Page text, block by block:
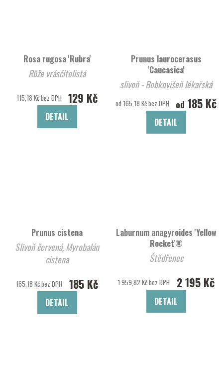
Rosa rugosa 'Rubra'
Růže vrásčitolistá
115,18 Kč bez DPH 129 Kč
DETAIL
Prunus laurocerasus
'Caucasica'
slivoň - Bobkovišeň lékařská
od 165,18 Kč bez DPH od 185 Kč
DETAIL
Prunus cistena
Slivoň červená, Myrobalán
cistena
165,18 Kč bez DPH 185 Kč
DETAIL
Laburnum anagyroides 'Yellow
Rocket'®
Štědřenec
1 959,82 Kč bez DPH 2 195 Kč
DETAIL